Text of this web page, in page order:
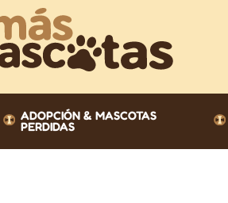
ADOPCIÓN & MASCOTAS
PERDIDAS